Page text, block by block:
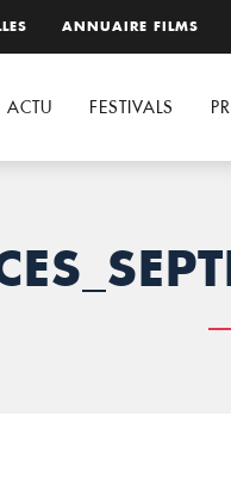
ANNUAIRE FILMS
ACTU FESTIVALS